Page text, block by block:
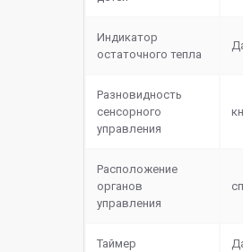
Индикатор
остаточного тепла
Разновидность
сенсорного
управления
Расположение
органов
управления
Таймер